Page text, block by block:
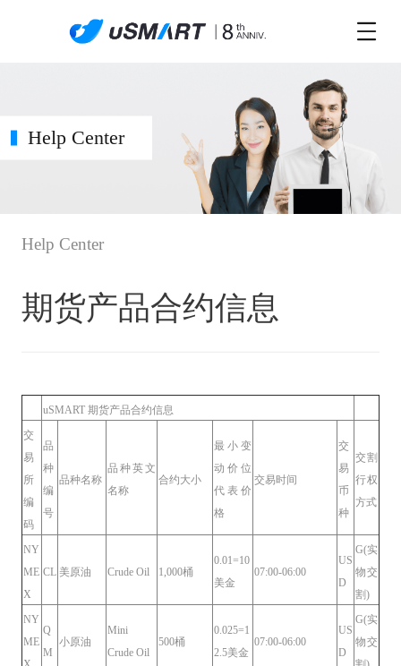
Help Center
Help Center
期货产品合约信息
uSMART 期货产品合约信息
交
易
所
编
码
品
种
编
号
品种名称
品种英文
名称
合约大小
最小变
动价位
代表价
格
交易时间
交
易
币
种
交割
行权
方式
NY
ME
X
CL 美原油 Crude Oil 1,000桶
0.01=10
美金
07:00-06:00
US
D
G(实
物交
割)
NY
ME
Q
M
小原油
Mini
Crude Oil
500桶
0.025=1
2.5美金
07:00-06:00
US
D
G(实
物交